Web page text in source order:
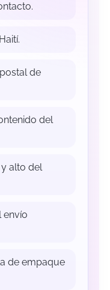
de
del
alto del
envío
de empaque